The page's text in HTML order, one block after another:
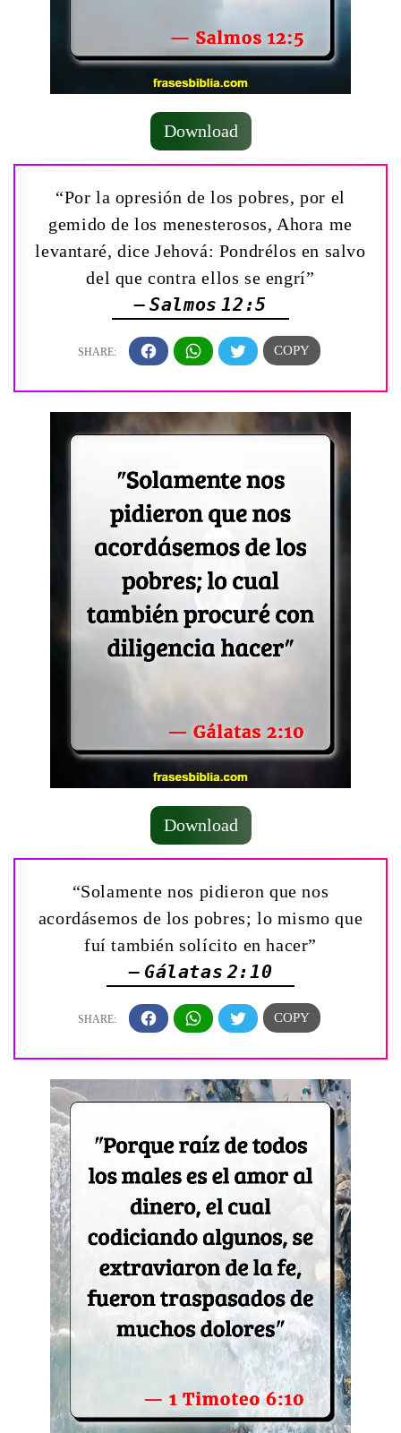
Download
“Por la opresión de los pobres, por el
gemido de los menesterosos, Ahora me
levantaré, dice Jehová: Pondrélos en salvo
del que contra ellos se engrí”
— Salmos 12:5
Download
“Solamente nos pidieron que nos
acordásemos de los pobres; lo mismo que
fuí también solícito en hacer”
— Gálatas 2:10